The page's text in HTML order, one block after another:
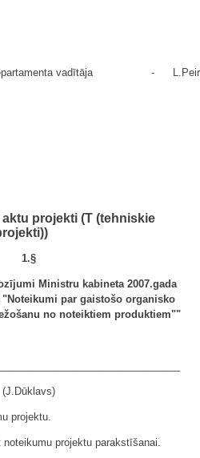
vadītāja -
projekti (T (tehniskie
1.§
Ministru kabineta 2007.gada
par gaistošo organisko
no noteiktiem produktiem""
(J.Dūklavs)
projektu.
projektu parakstīšanai.